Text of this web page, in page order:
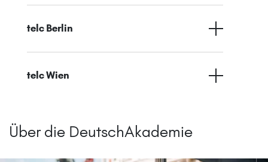
telc Berlin
telc Wien
Über die DeutschAkademie